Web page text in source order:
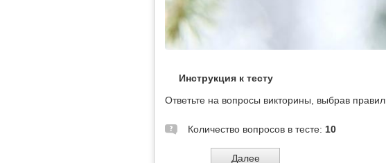
Инструкция к тесту
Ответьте на вопросы викторины, выбрав
Количество вопросов в тесте: 10